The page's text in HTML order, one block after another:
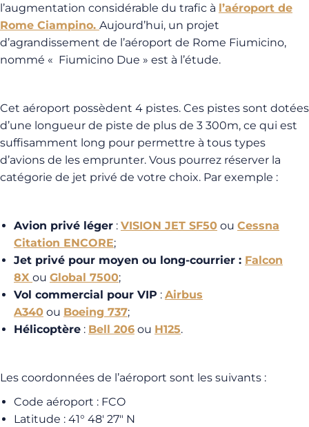
l’augmentation considérable du trafic à l’aéroport de
Rome Ciampino. Aujourd’hui, un projet
d’agrandissement de l’aéroport de Rome Fiumicino,
nommé « Fiumicino Due » est à l’étude.
Cet aéroport possèdent 4 pistes. Ces pistes sont dotées
d’une longueur de piste de plus de 3 300m, ce qui est
suffisamment long pour permettre à tous types
d’avions de les emprunter. Vous pourrez réserver la
catégorie de jet privé de votre choix. Par exemple :
Avion privé léger : VISION JET SF50 ou Cessna
Citation ENCORE;
Jet privé pour moyen ou long-courrier : Falcon
8X ou Global 7500;
Vol commercial pour VIP : Airbus
A340 ou Boeing 737;
Hélicoptère : Bell 206 ou H125.
Les coordonnées de l’aéroport sont les suivants :
Code aéroport : FCO
Latitude : 41° 48′ 27″ N